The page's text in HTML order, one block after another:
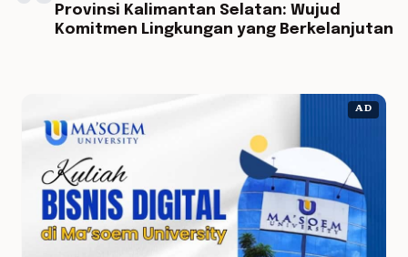
Provinsi Kalimantan Selatan: Wujud
Komitmen Lingkungan yang Berkelanjutan
AD